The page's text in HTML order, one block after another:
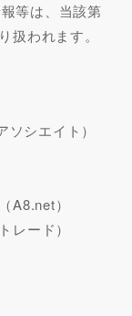
等は、当該第
扱われます。
シエイト）
A8.net）
レード）